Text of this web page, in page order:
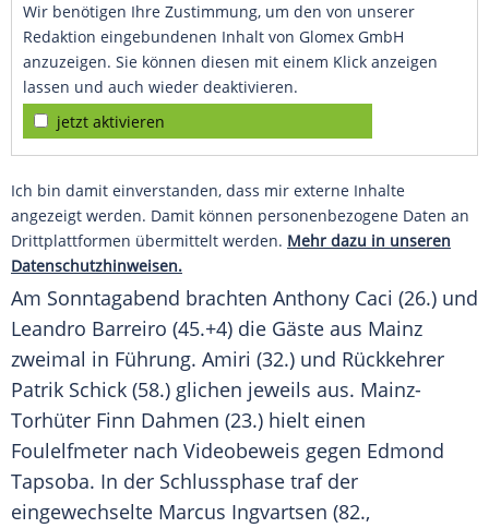
Wir benötigen Ihre Zustimmung, um den von unserer
Redaktion eingebundenen Inhalt von Glomex GmbH
anzuzeigen. Sie können diesen mit einem Klick anzeigen
lassen und auch wieder deaktivieren.
jetzt aktivieren
Ich bin damit einverstanden, dass mir externe Inhalte
angezeigt werden. Damit können personenbezogene Daten an
Drittplattformen übermittelt werden. Mehr dazu in unseren
Datenschutzhinweisen.
Am Sonntagabend brachten Anthony Caci (26.) und
Leandro Barreiro (45.+4) die Gäste aus Mainz
zweimal in Führung. Amiri (32.) und Rückkehrer
Patrik Schick (58.) glichen jeweils aus. Mainz-
Torhüter Finn Dahmen (23.) hielt einen
Foulelfmeter nach Videobeweis gegen Edmond
Tapsoba. In der Schlussphase traf der
eingewechselte Marcus Ingvartsen (82.,